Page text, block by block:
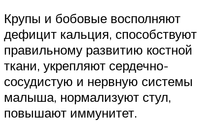
Крупы и бобовые восполняют
дефицит кальция, способствуют
правильному развитию костной
ткани, укрепляют сердечно-
сосудистую и нервную системы
малыша, нормализуют стул,
повышают иммунитет.